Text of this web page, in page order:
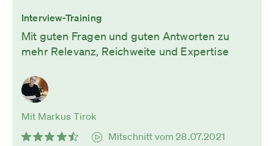
Interview-Training
Mit guten Fragen und guten Antworten zu
mehr Relevanz, Reichweite und Expertise
Mit Markus Tirok
Mitschnitt vom 28.07.2021